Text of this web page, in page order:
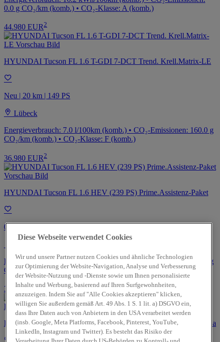
0.0 g CO₂/km (komb.) • CO₂-Klasse: A (komb.)
44.980 EUR 2
HYUNDAI Tucson FL 1.6 T-GDI 7-DCT Trend. Krell.Matrix-LE
Neu | 20 km | 149 PS
Lübeck
Energieverbrauch: 7.0 l/100km (komb.) • CO₂-Emissionen: 160.0 g
CO₂/km (komb.) • CO₂-Klasse: F (komb.)
36.980 EUR 2
HYUNDAI Tucson FL 1.6 HEV (239 PS) Prime.Assistenz-Paket
06/2026 | 10 km | 239 PS
Energieverbrauch: 5.8 l/100km (komb.) • CO₂-Emissionen: 131.0 g
CO₂/km (komb.) • CO₂-Klasse: D (komb.)
39.480 EUR2
HYUNDAI IONIQ 5 FL N-Line 84 kWh (229 PS) Matrix-LED.Na
Diese Webseite verwendet Cookies
Wir und unsere Partner nutzen Cookies und ähnliche Technologien
zur Optimierung der Website-Navigation, Analyse und Verbesserung
der Website-Nutzung und -Dienste sowie um Ihnen personalisierte
Inhalte und Werbung, basierend auf Ihren Surfgewohnheiten,
anzuzeigen. Indem Sie auf "Alle Cookies akzeptieren" klicken,
willigen Sie außerdem gemäß Art. 49 Abs. 1 S. 1 lit. a) DSGVO ein,
dass Ihre Daten auch von Anbietern in den USA verarbeitet werden
(insb. Google, Meta Platforms, Facebook, Pinterest, YouTube,
LinkedIn, Instagram und Twitter). Es besteht das Risiko der